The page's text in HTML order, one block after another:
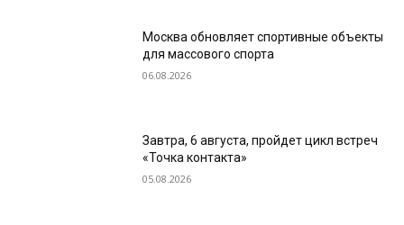
Москва обновляет спортивные объекты
для массового спорта
06.08.2026
Завтра, 6 августа, пройдет цикл встреч
«Точка контакта»
05.08.2026